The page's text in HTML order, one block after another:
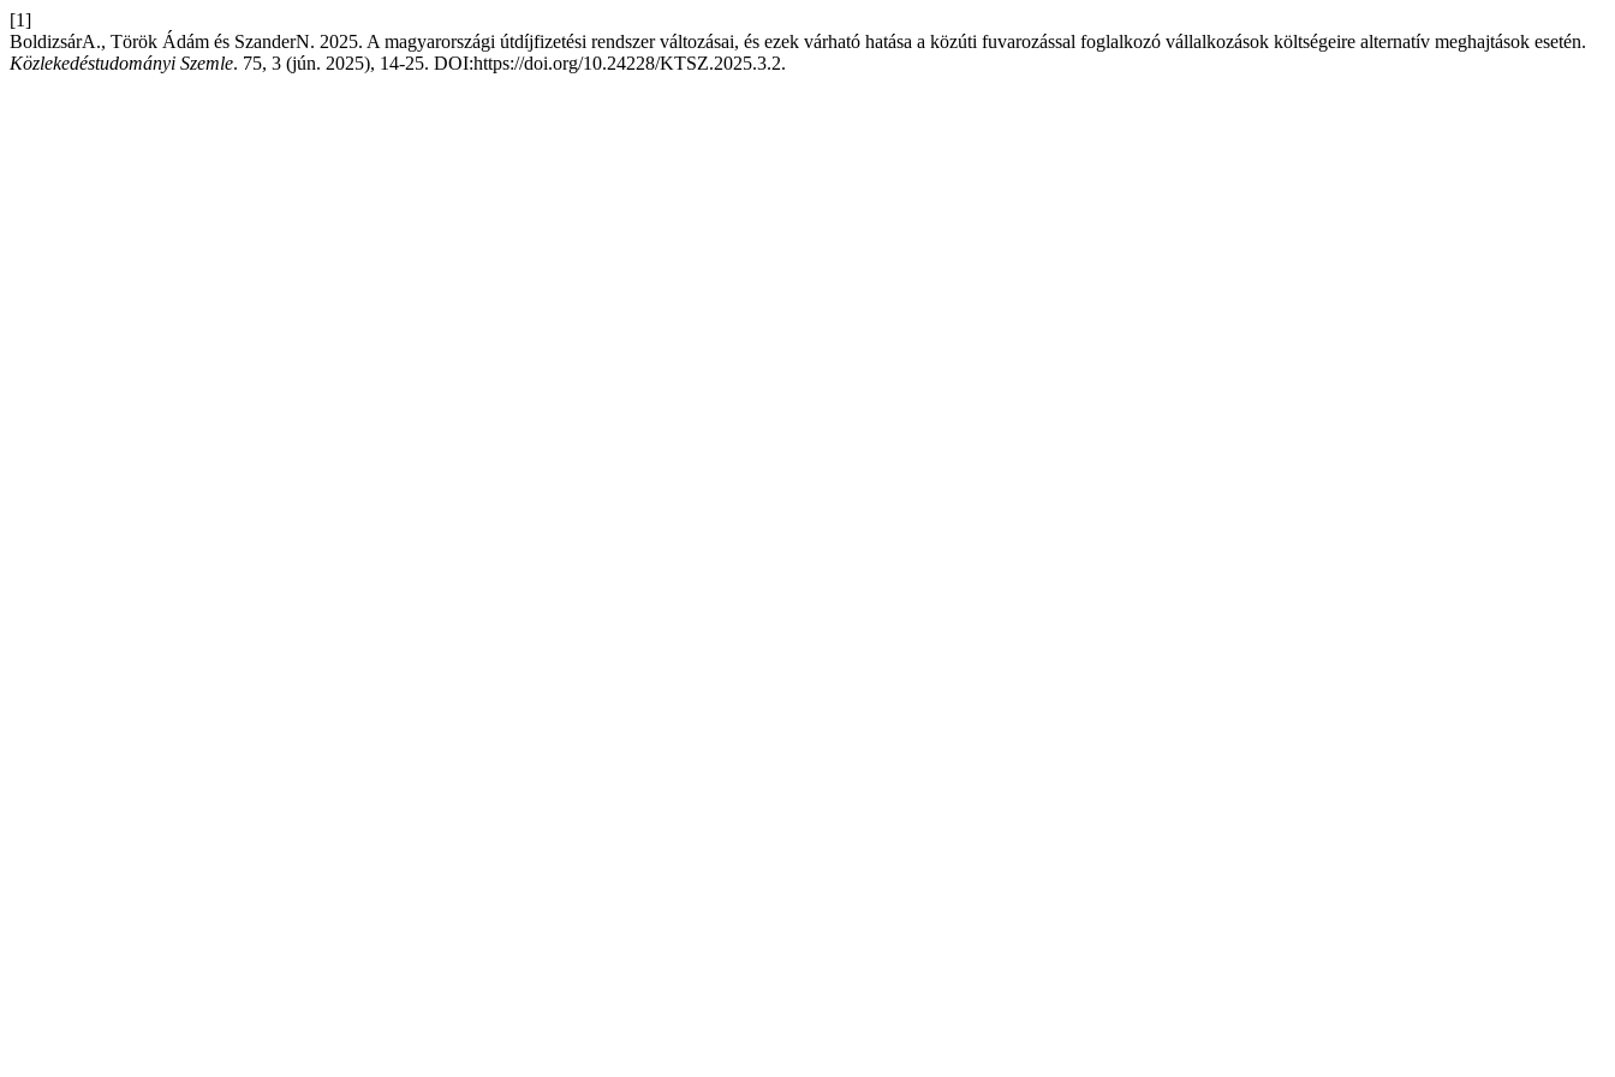
[1]
BoldizsárA., Török Ádám és SzanderN. 2025. A magyarországi útdíjfizetési rendszer változásai, és ezek várható hatása a közúti fuvarozással foglalkozó vállalkozások költségeire alternatív meghajtások esetén.
Közlekedéstudományi Szemle. 75, 3 (jún. 2025), 14-25. DOI:https://doi.org/10.24228/KTSZ.2025.3.2.